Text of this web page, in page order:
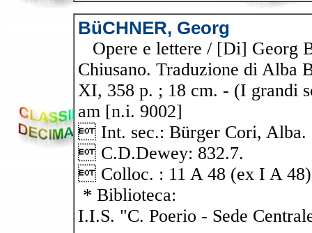
BüCHNER, Georg
Opere e lettere / [Di] Georg
Chiusano. Traduzione di Alba
XI, 358 p. ; 18 cm. - (I grandi
am [n.i. 9002]
 Int. sec.: Bürger Cori, Alba.
 C.D.Dewey: 832.7.
 Colloc. : 11 A 48 (ex I A
* Biblioteca:
I.I.S. "C. Poerio - Sede